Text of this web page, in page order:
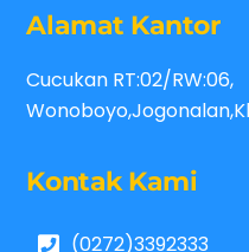
Alamat Kantor
Cucukan RT:02/RW:06,
Kontak Kami
(0272)3392333